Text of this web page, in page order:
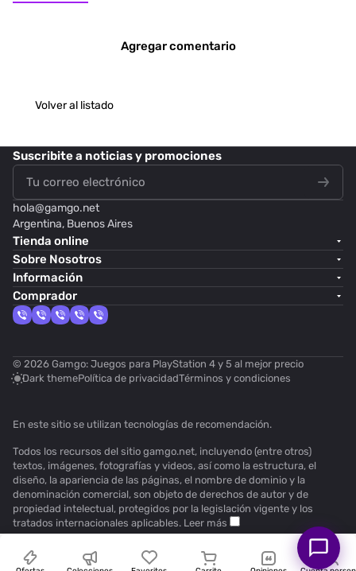
Agregar comentario
Volver al listado
Suscribitea noticias y promociones
hola@gamgo.net
Argentina, Buenos Aires
Tienda online
Sobre Nosotros
Información
Comprador
© 2026 Gamgo: Juegos para PlayStation 4 y 5 al mejor precio
Dark themePolítica de privacidadTérminos y condiciones
En este sitio se utilizan tecnologías de recomendación.
Todos los recursos del sitio gamgo.net, incluyendo (entre otros)
textos, imágenes, fotografías y videos, así como la estructura, el
diseño, la apariencia de las páginas, el nombre de dominio y la
denominación comercial, son objeto de derechos de autor y de
propiedad intelectual, protegidos por la legislación vigente y los
tratados internacionales aplicables. Leer más